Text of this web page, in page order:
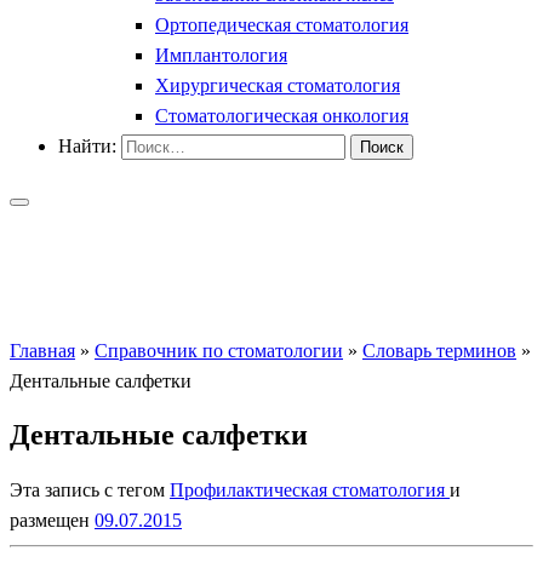
Ортопедическая стоматология
Имплантология
Хирургическая стоматология
Стоматологическая онкология
Найти:
Главная » Справочник по стоматологии » Словарь терминов »
Дентальные салфетки
Дентальные салфетки
Эта запись с тегом Профилактическая стоматология и
размещен 09.07.2015